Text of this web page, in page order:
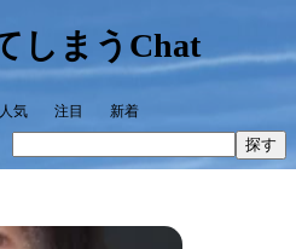
しまうChat
人気 注目 新着
探す